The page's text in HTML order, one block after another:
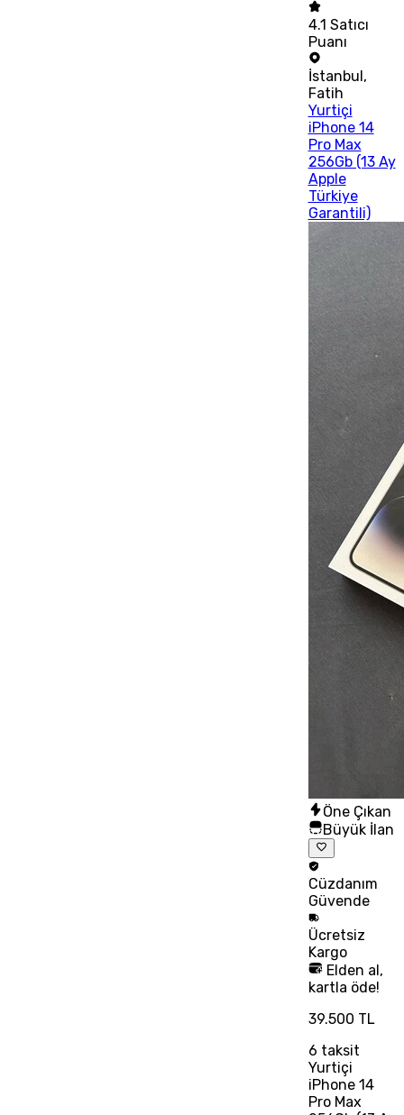
4.1 Satıcı
Puanı
İstanbul,
Fatih
Yurtiçi
iPhone 14
Pro Max
256Gb (13 Ay
Apple
Türkiye
Garantili)
Öne Çıkan
Büyük İlan
Cüzdanım
Güvende
Ücretsiz
Kargo
Elden al,
kartla öde!
39.500 TL
6 taksit
Yurtiçi
iPhone 14
Pro Max